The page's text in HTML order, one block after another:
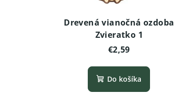
Drevená vianočná ozdoba
Zvieratko 1
€2,59
Do košíka